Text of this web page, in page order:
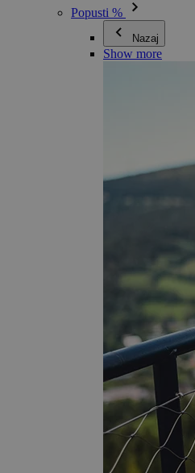
Popusti %
Nazaj
Show more